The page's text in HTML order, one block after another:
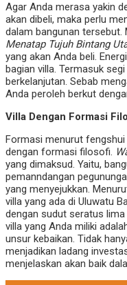
Agar Anda merasa yakin
akan dibeli, maka perlu
dalam bangunan tersebut.
Menatap Tujuh Bintang
yang akan Anda beli.
bagian villa. Termasuk
berkelanjutan. Sebab
Anda peroleh berkut
Villa Dengan Formasi
Formasi menurut
dengan formasi filosofi.
yang dimaksud. Yaitu,
pemanndangan
yang menyejukkan.
villa yang ada di Uluwatu
dengan sudut seratus
villa yang Anda miliki
unsur kebaikan. Tidak
menjadikan ladang
menjelaskan akan baik